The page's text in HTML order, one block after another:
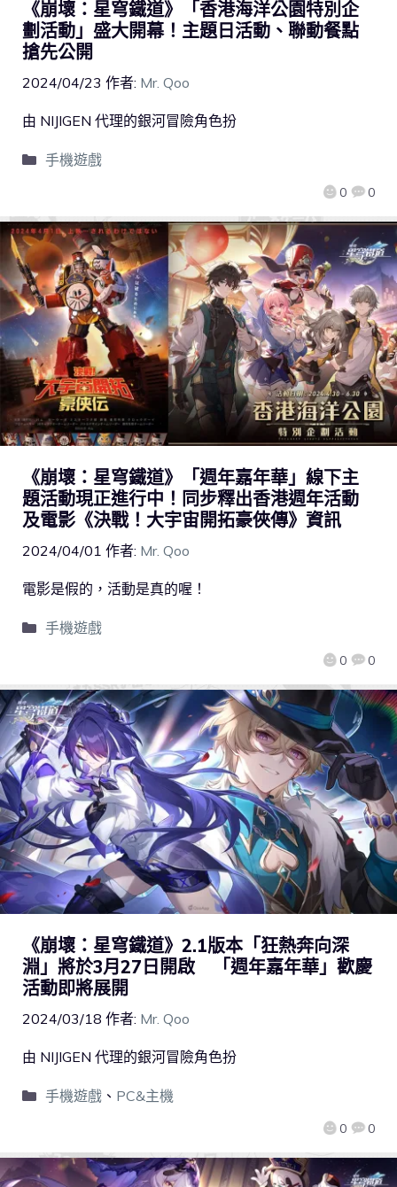
《崩壞：星穹鐵道》「香港海洋公園特別企
劃活動」盛大開幕！主題日活動、聯動餐點
搶先公開
2024/04/23 作者: Mr. Qoo
0 0
由 NIJIGEN 代理的銀河冒險角色扮
手機遊戲
《崩壞：星穹鐵道》「週年嘉年華」線下主
題活動現正進行中！同步釋出香港週年活動
及電影《決戰！大宇宙開拓豪俠傳》資訊
2024/04/01 作者: Mr. Qoo
0 0
電影是假的，活動是真的喔！
手機遊戲
《崩壞：星穹鐵道》2.1版本「狂熱奔向深
淵」將於3月27日開啟 「週年嘉年華」歡慶
活動即將展開
2024/03/18 作者: Mr. Qoo
0 0
由 NIJIGEN 代理的銀河冒險角色扮
手機遊戲、 PC&主機